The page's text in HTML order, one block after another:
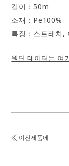
길이：50m
소재： Pe100%
특징： 스트레치,
원단 데이터는 여
이전제품에